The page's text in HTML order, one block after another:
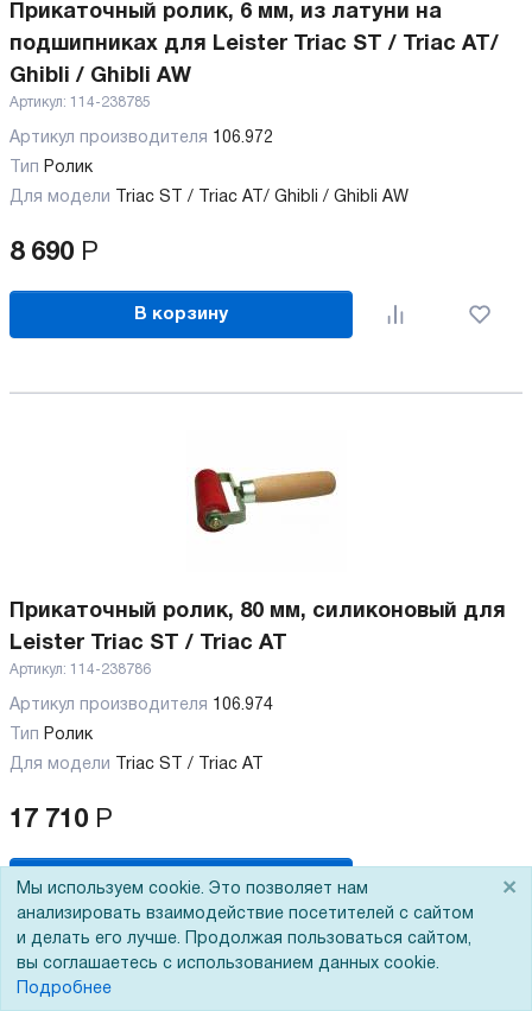
Прикаточный ролик, 6 мм, из латуни на
подшипниках для Leister Triac ST / Triac AT/
Ghibli / Ghibli AW
Артикул: 114-238785
Артикул производителя 106.972
Тип Ролик
Для модели
Triac ST / Triac AT/ Ghibli / Ghibli AW
8 690 Р
В корзину
Прикаточный ролик, 80 мм, силиконовый для
Leister Triac ST / Triac AT
Артикул: 114-238786
Артикул производителя 106.974
Тип Ролик
Для модели
Triac ST / Triac AT
17 710 Р
В корзину
Мы используем cookie. Это позволяет нам
анализировать взаимодействие посетителей с сайтом
и делать его лучше. Продолжая пользоваться сайтом,
вы соглашаетесь с использованием данных cookie.
Подробнее
×